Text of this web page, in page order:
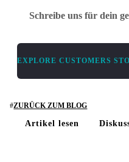
Schreibe uns für dein
EXPLORE CUSTOMERS
ZURÜCK ZUM BLOG
Artikel lesen